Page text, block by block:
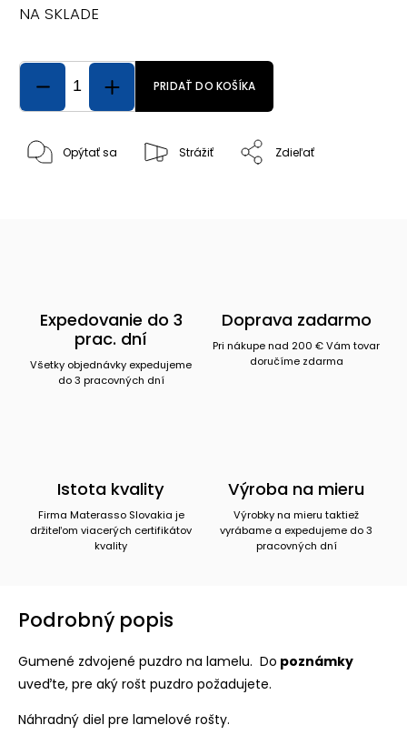
NA SKLADE
PRIDAŤ DO KOŠÍKA
Opýtať sa Strážiť Zdieľať
Expedovanie do 3
prac. dní
Všetky objednávky expedujeme
do 3 pracovných dní
Doprava zadarmo
Pri nákupe nad 200 € Vám tovar
doručíme zdarma
Istota kvality
Firma Materasso Slovakia je
držiteľom viacerých certifikátov
kvality
Výroba na mieru
Výrobky na mieru taktiež
vyrábame a expedujeme do 3
pracovných dní
Podrobný popis
Gumené zdvojené puzdro na lamelu. Do poznámky
uveďte, pre aký rošt puzdro požadujete.
Náhradný diel pre lamelové rošty.